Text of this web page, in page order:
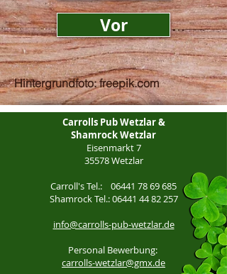
Vor
Hintergrundfoto: freepik.com
Carrolls Pub Wetzlar &
Shamrock Wetzlar
Eisenmarkt 7
35578 Wetzlar
Carroll's Tel.: 06441 78 69 685
Shamrock Tel.:06441 44 82 257
info@carrolls-pub-wetzlar.de
Personal Bewerbung:
carrolls-wetzlar@gmx.de